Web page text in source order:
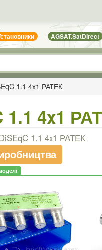
AGSAT.SatDirect
1.1 4x1 РАТЕК
1.1 4x1
1.1 4x1 РАТЕК